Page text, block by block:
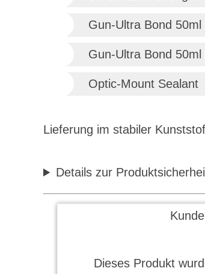
Gun-Ultra Bond 50ml
Gun-Ultra Bond 50ml
Optic-Mount Sealant
Lieferung im stabiler
Details zur
Dieses Produkt